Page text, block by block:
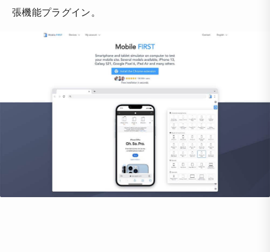
張機能プラグイン。